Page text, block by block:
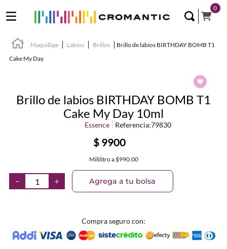
0
Maquillaje Labios Brillos
Brillo de labios BIRTHDAY BOMB T1
Cake My Day
Brillo de labios BIRTHDAY BOMB T1
Cake My Day 10ml
Essence Referencia:79830
$ 9900
Mililitroa $990.00
＋
－ Agrega a tu bolsa
Compra seguro con: